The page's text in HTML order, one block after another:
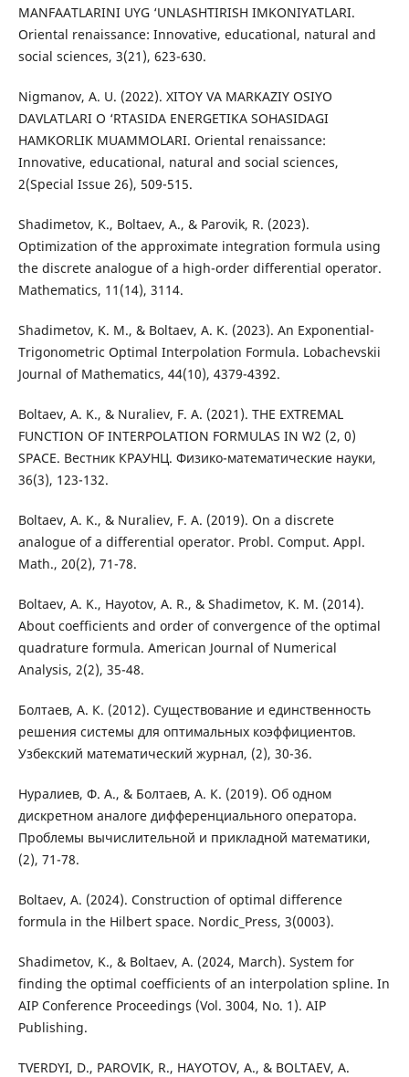
MANFAATLARINI UYG ‘UNLASHTIRISH IMKONIYATLARI.
Oriental renaissance: Innovative, educational, natural and
social sciences, 3(21), 623-630.
Nigmanov, A. U. (2022). XITOY VA MARKAZIY OSIYO
DAVLATLARI O ‘RTASIDA ENERGETIKA SOHASIDAGI
HAMKORLIK MUAMMOLARI. Oriental renaissance:
Innovative, educational, natural and social sciences,
2(Special Issue 26), 509-515.
Shadimetov, K., Boltaev, A., & Parovik, R. (2023).
Optimization of the approximate integration formula using
the discrete analogue of a high-order differential operator.
Mathematics, 11(14), 3114.
Shadimetov, K. M., & Boltaev, A. K. (2023). An Exponential-
Trigonometric Optimal Interpolation Formula. Lobachevskii
Journal of Mathematics, 44(10), 4379-4392.
Boltaev, A. K., & Nuraliev, F. A. (2021). THE EXTREMAL
FUNCTION OF INTERPOLATION FORMULAS IN W2 (2, 0)
SPACE. Вестник КРАУНЦ. Физико-математические науки,
36(3), 123-132.
Boltaev, A. K., & Nuraliev, F. A. (2019). On a discrete
analogue of a differential operator. Probl. Comput. Appl.
Math., 20(2), 71-78.
Boltaev, A. K., Hayotov, A. R., & Shadimetov, K. M. (2014).
About coefficients and order of convergence of the optimal
quadrature formula. American Journal of Numerical
Analysis, 2(2), 35-48.
Болтаев, А. К. (2012). Существование и единственность
решения системы для оптимальных коэффициентов.
Узбекский математический журнал, (2), 30-36.
Нуралиев, Ф. А., & Болтаев, А. К. (2019). Об одном
дискретном аналоге дифференциального оператора.
Проблемы вычислительной и прикладной математики,
(2), 71-78.
Boltaev, A. (2024). Construction of optimal difference
formula in the Hilbert space. Nordic_Press, 3(0003).
Shadimetov, K., & Boltaev, A. (2024, March). System for
finding the optimal coefficients of an interpolation spline. In
AIP Conference Proceedings (Vol. 3004, No. 1). AIP
Publishing.
TVERDYI, D., PAROVIK, R., HAYOTOV, A., & BOLTAEV, A.